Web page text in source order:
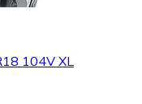
104V XL